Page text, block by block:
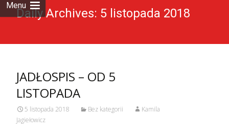
Menu
Daily Archives: 5 listopada 2018
JADŁOSPIS – OD 5
LISTOPADA
5 listopada 2018 Bez kategorii
Kamila
Jagiełowicz